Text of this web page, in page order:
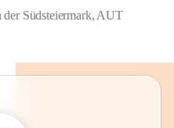
der Südsteiermark, AUT